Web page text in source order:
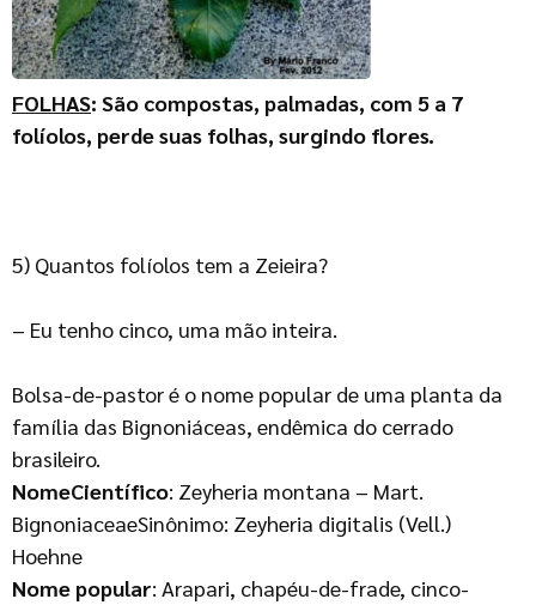
FOLHAS: São compostas, palmadas, com 5 a 7
folíolos, perde suas folhas, surgindo flores.
5) Quantos folíolos tem a Zeieira?
– Eu tenho cinco, uma mão inteira.
Bolsa-de-pastor é o nome popular de uma planta da
família das Bignoniáceas, endêmica do cerrado
brasileiro.
NomeCientífico: Zeyheria montana – Mart.
BignoniaceaeSinônimo: Zeyheria digitalis (Vell.)
Hoehne
Nome popular: Arapari, chapéu-de-frade, cinco-